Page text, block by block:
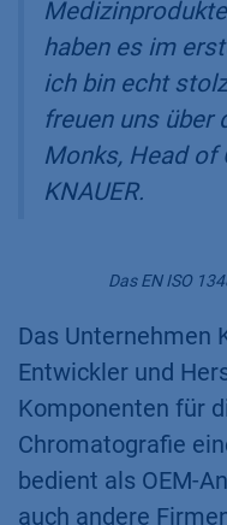
haben es im
ich bin echt
freuen uns über
Monks, Head of
KNAUER.
Das EN ISO
Das Unternehmen
Entwickler und
Komponenten für
Chromatografie
bedient als OEM-
auch andere